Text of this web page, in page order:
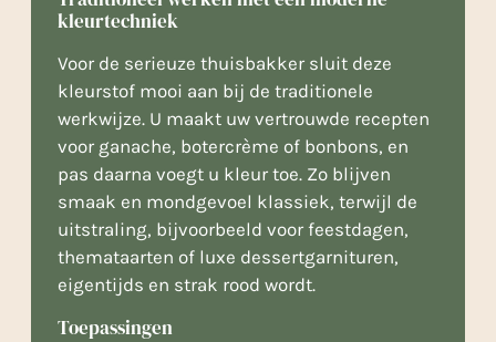
kleurtechniek
Voor de serieuze thuisbakker sluit deze
kleurstof mooi aan bij de traditionele
werkwijze. U maakt uw vertrouwde recepten
voor ganache, botercrème of bonbons, en
pas daarna voegt u kleur toe. Zo blijven
smaak en mondgevoel klassiek, terwijl de
uitstraling, bijvoorbeeld voor feestdagen,
themataarten of luxe dessertgarnituren,
eigentijds en strak rood wordt.
Toepassingen